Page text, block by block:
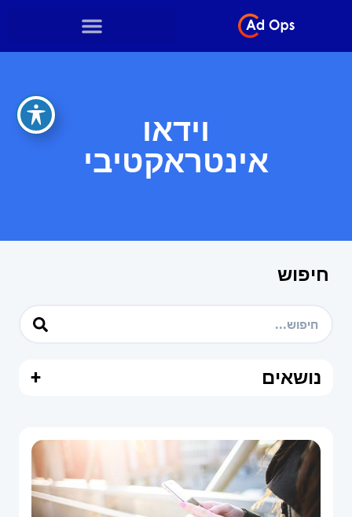
וידאו
אינטראקטיבי
חיפוש
נושאים +